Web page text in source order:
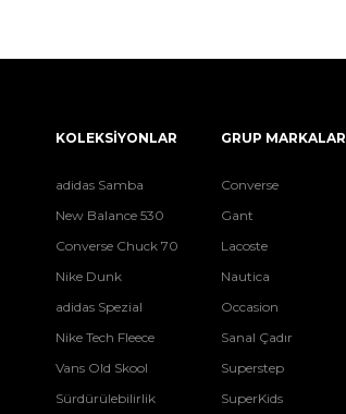
KOLEKSİYONLAR
adidas Samba
New Balance 530
Converse Chuck 70
Nike Dunk
adidas Spezial
Nike Tech Fleece
Vans Old Skool
Sürdürülebilirlik
GRUP MARKALAR
Converse
Gant
Lacoste
Nautica
Occasion
Sanal Çadır
Superstep
SuperKids